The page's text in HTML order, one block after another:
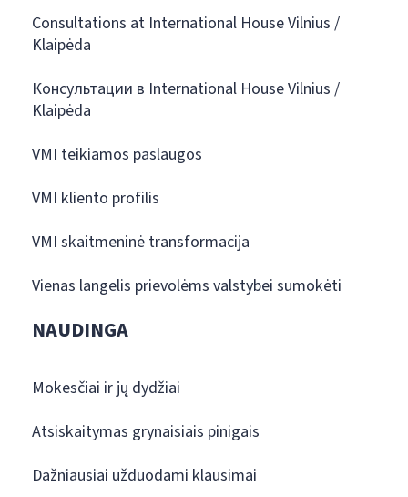
Consultations at International House Vilnius /
Klaipėda
Консультации в International House Vilnius /
Klaipėda
VMI teikiamos paslaugos
VMI kliento profilis
VMI skaitmeninė transformacija
Vienas langelis prievolėms valstybei sumokėti
NAUDINGA
Mokesčiai ir jų dydžiai
Atsiskaitymas grynaisiais pinigais
Dažniausiai užduodami klausimai